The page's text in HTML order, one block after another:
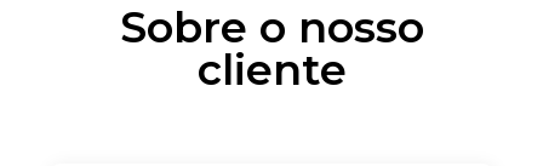
Sobre o nosso
cliente